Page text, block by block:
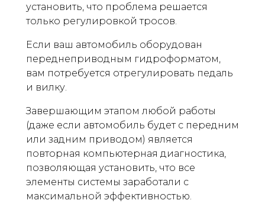
установить, что проблема решается
только регулировкой тросов.
Если ваш автомобиль оборудован
переднеприводным гидроформатом,
вам потребуется отрегулировать педаль
и вилку.
Завершающим этапом любой работы
(даже если автомобиль будет с передним
или задним приводом) является
повторная компьютерная диагностика,
позволяющая установить, что все
элементы системы заработали с
максимальной эффективностью.